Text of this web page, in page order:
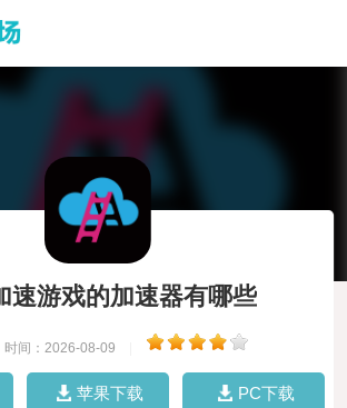
速游戏的加速器有哪些
时间：2026-08-09
苹果下载 PC下载